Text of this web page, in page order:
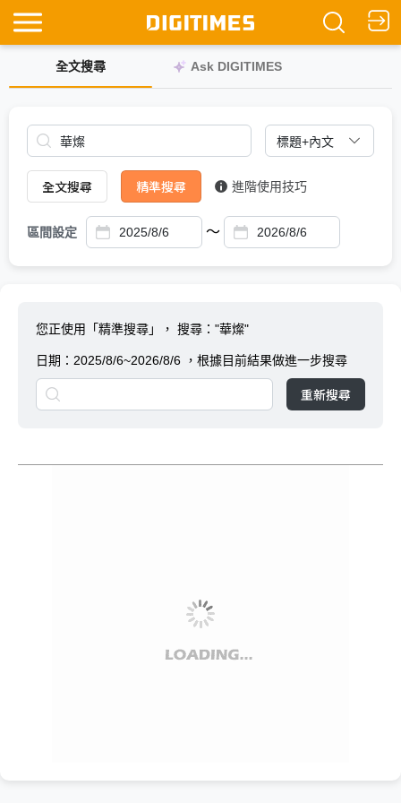
全文搜尋 Ask DIGITIMES
全文搜尋 精準搜尋 進階使用技巧
區間設定 ～
您正使用「精準搜尋」， 搜尋："華燦"
日期： 2025/8/6~2026/8/6 ，根據目前結果做進一步搜尋
重新搜尋